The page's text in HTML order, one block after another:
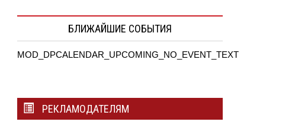
БЛИЖАЙШИЕ СОБЫТИЯ
MOD_DPCALENDAR_UPCOMING_NO_EVENT_TEXT
РЕКЛАМОДАТЕЛЯМ